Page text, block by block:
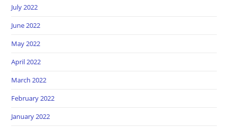
July 2022
June 2022
May 2022
April 2022
March 2022
February 2022
January 2022